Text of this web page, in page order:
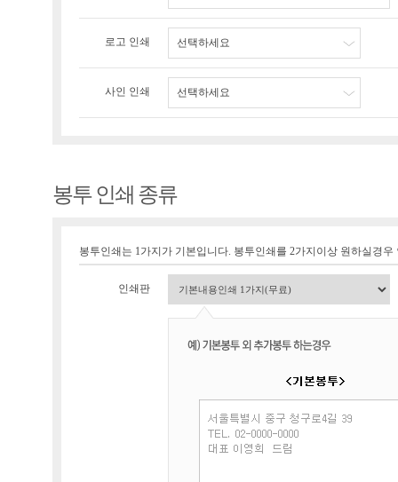
로고 인쇄 선택하세요
사인 인쇄 선택하세요
봉투 인쇄 종류
봉투인쇄는 1가지가 기본입니다. 봉투인쇄를 2가지이상 원하실경
인쇄판